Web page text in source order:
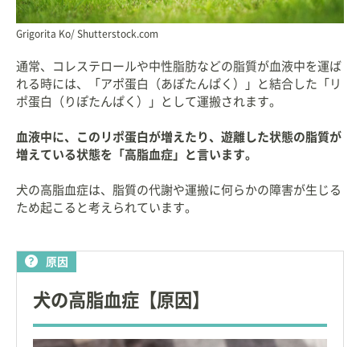
Grigorita Ko/ Shutterstock.com
通常、コレステロールや中性脂肪などの脂質が血液中を運ば
れる時には、「アポ蛋白（あぽたんぱく）」と結合した「リ
ポ蛋白（りぽたんぱく）」として運搬されます。
血液中に、このリポ蛋白が増えたり、遊離した状態の脂質が
増えている状態を「高脂血症」と言います。
犬の高脂血症は、脂質の代謝や運搬に何らかの障害が生じる
ため起こると考えられています。
原因
犬の高脂血症【原因】